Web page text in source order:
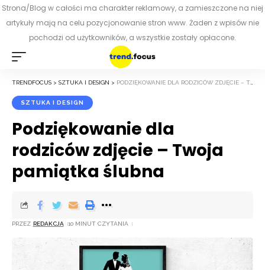
Strona/Blog w całości ma charakter reklamowy, a zamieszczone na niej
artykuły mają na celu pozycjonowanie stron www. Żaden z wpisów nie
pochodzi od użytkowników, a wszystkie zostały opłacone.
TRENDFOCUS > SZTUKA I DESIGN > PODZIĘKOWANIE DLA RODZICÓW ZDJĘCIE – TWOJA PAMIĄTKA ŚLUBNA
SZTUKA I DESIGN
Podziękowanie dla
rodziców zdjęcie – Twoja
pamiątka ślubna
PRZEZ REDAKCJA 10 MINUT CZYTANIA